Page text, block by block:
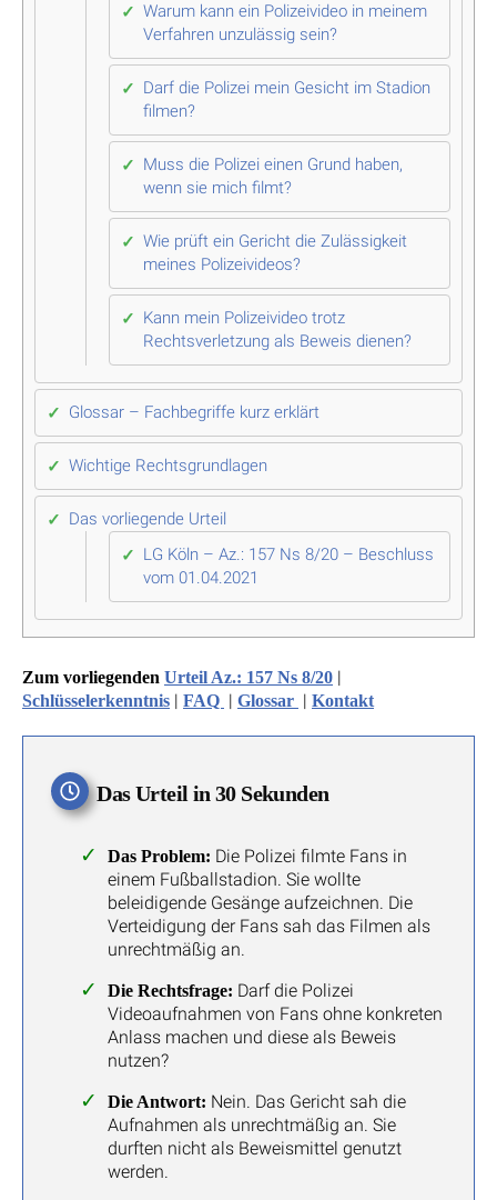
Warum kann ein Polizeivideo in meinem
Verfahren unzulässig sein?
Darf die Polizei mein Gesicht im Stadion
filmen?
Muss die Polizei einen Grund haben,
wenn sie mich filmt?
Wie prüft ein Gericht die Zulässigkeit
meines Polizeivideos?
Kann mein Polizeivideo trotz
Rechtsverletzung als Beweis dienen?
Glossar – Fachbegriffe kurz erklärt
Wichtige Rechtsgrundlagen
Das vorliegende Urteil
LG Köln – Az.: 157 Ns 8/20 – Beschluss
vom 01.04.2021
Zum vorliegenden Urteil Az.: 157 Ns 8/20 |
Schlüsselerkenntnis | FAQ | Glossar | Kontakt
Das Urteil in 30 Sekunden
Das Problem: Die Polizei filmte Fans in
einem Fußballstadion. Sie wollte
beleidigende Gesänge aufzeichnen. Die
Verteidigung der Fans sah das Filmen als
unrechtmäßig an.
Die Rechtsfrage: Darf die Polizei
Videoaufnahmen von Fans ohne konkreten
Anlass machen und diese als Beweis
nutzen?
Die Antwort: Nein. Das Gericht sah die
Aufnahmen als unrechtmäßig an. Sie
durften nicht als Beweismittel genutzt
werden.